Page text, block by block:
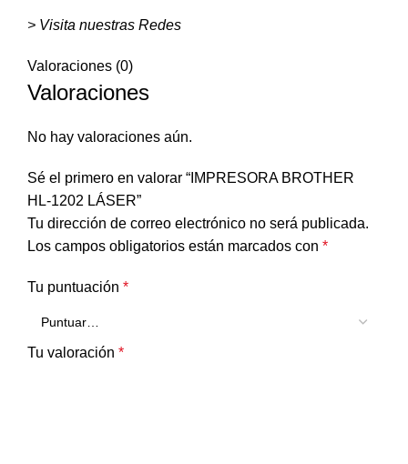
> Visita nuestras Redes
Valoraciones (0)
Valoraciones
No hay valoraciones aún.
Sé el primero en valorar “IMPRESORA BROTHER
HL-1202 LÁSER”
Tu dirección de correo electrónico no será publicada.
Los campos obligatorios están marcados con *
Tu puntuación *
Tu valoración *